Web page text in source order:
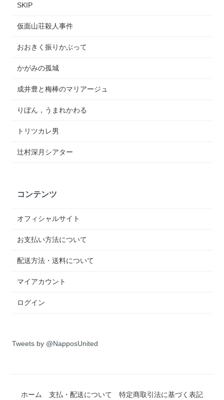
SKIP
仮面山荘殺人事件
おおきく振りかぶって
かがみの孤城
成井豊と梅棒のマリアージュ
りぼん，うまれかわる
トリツカレ男
辻村深月シアター
コンテンツ
オフィシャルサイト
お支払い方法について
配送方法・送料について
マイアカウント
ログイン
Tweets by @NapposUnited
ホーム 支払・配送について 特定商取引法に基づく表記